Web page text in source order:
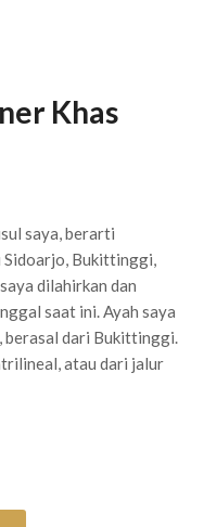
Khas
saya, berarti
Bukittinggi,
dilahirkan dan
saat ini. Ayah saya
berasal dari Bukittinggi.
atau dari jalur